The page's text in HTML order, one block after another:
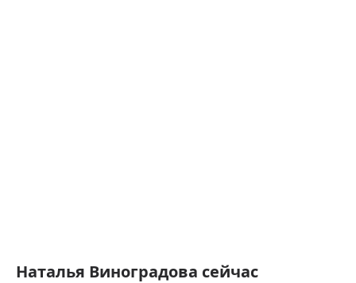
Наталья Виноградова сейчас